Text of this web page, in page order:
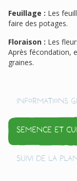
Feuillage : Les
faire des potages.
Floraison : Les
Après fécondation,
graines.
Informations
Semence et
Suivi de la